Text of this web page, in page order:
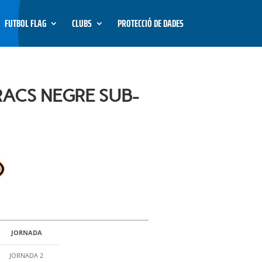
FUTBOL FLAG CLUBS PROTECCIÓ DE DADES
NEGRE SUB-
JORNADA
JORNADA 2